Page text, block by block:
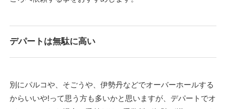
デパートは無駄に高い
別にパルコや、そごうや、伊勢丹などでオーバーホールする
からいいや!って思う方も多いかと思いますが、デパートでオ